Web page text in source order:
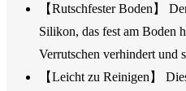
【Rutschfester Boden】
Silikon, das fest am Boden
Verrutschen verhindert und
【Leicht zu Reinigen】